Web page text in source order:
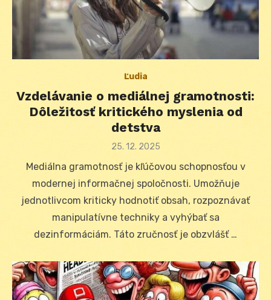
Ľudia
Vzdelávanie o mediálnej gramotnosti:
Dôležitosť kritického myslenia od
detstva
Posted
25. 12. 2025
Mediálna gramotnosť je kľúčovou schopnosťou v
modernej informačnej spoločnosti. Umožňuje
jednotlivcom kriticky hodnotiť obsah, rozpoznávať
manipulatívne techniky a vyhýbať sa
dezinformáciám. Táto zručnosť je obzvlášť …